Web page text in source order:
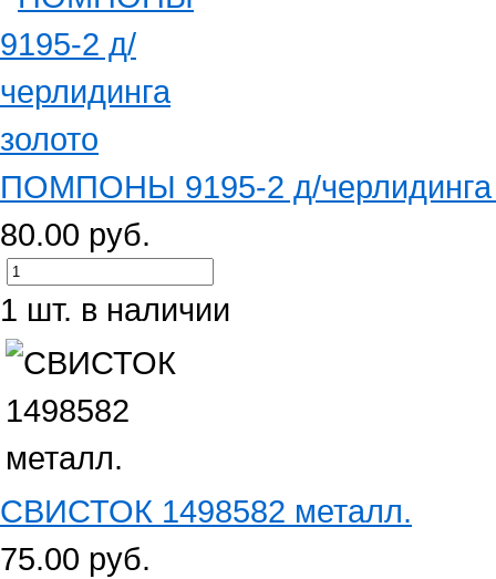
ПОМПОНЫ 9195-2 д/черлидинга
80.00 руб.
1 шт. в наличии
СВИСТОК 1498582 металл.
75.00 руб.